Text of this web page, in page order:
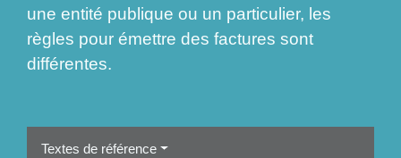
une entité publique ou un particulier, les
règles pour émettre des factures sont
différentes.
Textes de référence